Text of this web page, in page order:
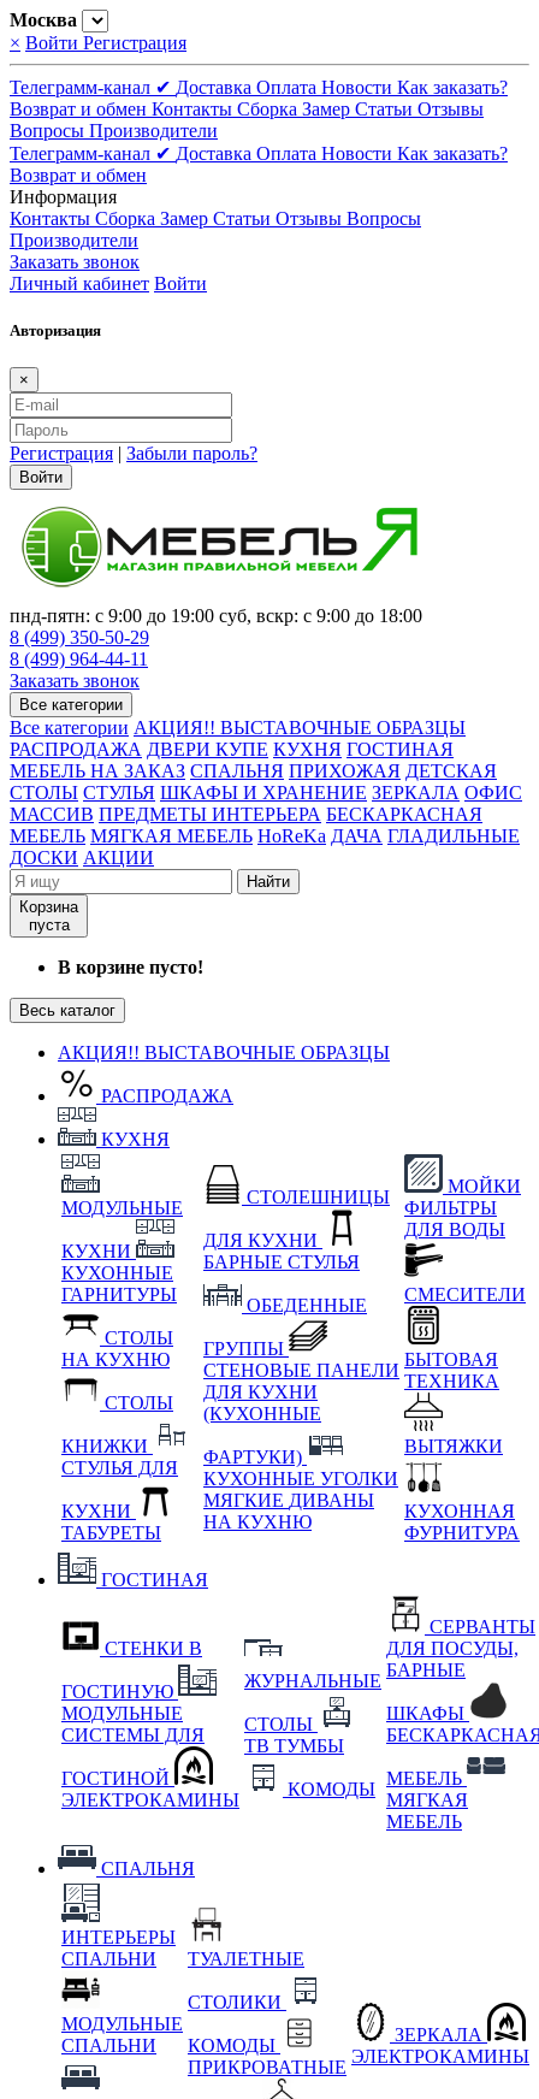
Москва
× Войти Регистрация
Телеграмм-канал ✔ Доставка Оплата Новости Как заказать?
Возврат и обмен Контакты Сборка Замер Статьи Отзывы
Вопросы Производители
Телеграмм-канал ✔ Доставка Оплата Новости Как заказать?
Возврат и обмен
Информация
Контакты Сборка Замер Статьи Отзывы Вопросы
Производители
Заказать звонок
Личный кабинет Войти
Авторизация
×
Регистрация | Забыли пароль?
Войти
пнд-пятн: с 9:00 до 19:00 суб, вскр: с 9:00 до 18:00
8 (499) 350-50-29
8 (499) 964-44-11
Заказать звонок
Все категории
Все категории АКЦИЯ!! ВЫСТАВОЧНЫЕ ОБРАЗЦЫ
РАСПРОДАЖА ДВЕРИ КУПЕ КУХНЯ ГОСТИНАЯ
МЕБЕЛЬ НА ЗАКАЗ СПАЛЬНЯ ПРИХОЖАЯ ДЕТСКАЯ
СТОЛЫ СТУЛЬЯ ШКАФЫ И ХРАНЕНИЕ ЗЕРКАЛА ОФИС
МАССИВ ПРЕДМЕТЫ ИНТЕРЬЕРА БЕСКАРКАСНАЯ
МЕБЕЛЬ МЯГКАЯ МЕБЕЛЬ HoReKa ДАЧА ГЛАДИЛЬНЫЕ
ДОСКИ АКЦИИ
Найти
Корзина
пуста
В корзине пусто!
Весь каталог
АКЦИЯ!! ВЫСТАВОЧНЫЕ ОБРАЗЦЫ
РАСПРОДАЖА
КУХНЯ
МОДУЛЬНЫЕ
КУХНИ
КУХОННЫЕ
ГАРНИТУРЫ
СТОЛЫ
НА КУХНЮ
СТОЛЫ
КНИЖКИ
СТУЛЬЯ ДЛЯ
КУХНИ
ТАБУРЕТЫ
СТОЛЕШНИЦЫ
ДЛЯ КУХНИ
БАРНЫЕ СТУЛЬЯ
ОБЕДЕННЫЕ
ГРУППЫ
СТЕНОВЫЕ ПАНЕЛИ
ДЛЯ КУХНИ
(КУХОННЫЕ
ФАРТУКИ)
КУХОННЫЕ УГОЛКИ
МЯГКИЕ ДИВАНЫ
НА КУХНЮ
МОЙКИ
ФИЛЬТРЫ
ДЛЯ ВОДЫ
СМЕСИТЕЛИ
БЫТОВАЯ
ТЕХНИКА
ВЫТЯЖКИ
КУХОННАЯ
ФУРНИТУРА
ГОСТИНАЯ
СТЕНКИ В
ГОСТИНУЮ
МОДУЛЬНЫЕ
СИСТЕМЫ ДЛЯ
ГОСТИНОЙ
ЭЛЕКТРОКАМИНЫ
ЖУРНАЛЬНЫЕ
СТОЛЫ
ТВ ТУМБЫ
КОМОДЫ
СЕРВАНТЫ
ДЛЯ ПОСУДЫ,
БАРНЫЕ
ШКАФЫ
МЕБЕЛЬ
МЯГКАЯ
МЕБЕЛЬ
СПАЛЬНЯ
ИНТЕРЬЕРЫ
СПАЛЬНИ
МОДУЛЬНЫЕ
СПАЛЬНИ
ТУАЛЕТНЫЕ
СТОЛИКИ
КОМОДЫ
ПРИКРОВАТНЫЕ
ЗЕРКАЛА
ЭЛЕКТРОКАМИНЫ